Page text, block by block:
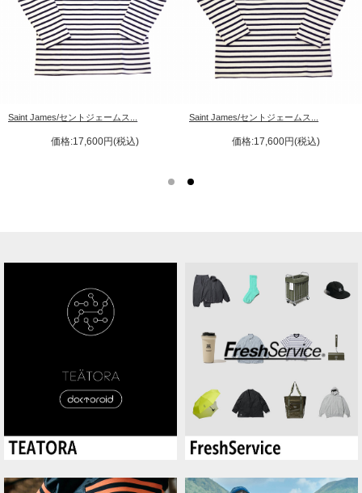
Saint James/セントジェームス...
価格:17,600円(税込)
Saint James/セントジェームス...
価格:17,600円(税込)